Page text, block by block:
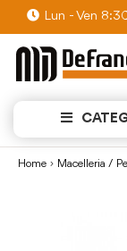
Lun - Ven
Home Macelleria /